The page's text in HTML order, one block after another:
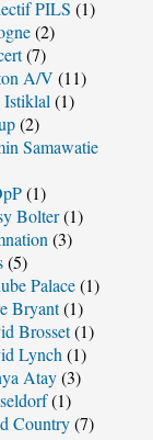
PILS (1)
(2)
(7)
A/V (11)
Istiklal (1)
(2)
Samawatie
(1)
Bolter(1)
(3)
(5)
Palace(1)
Bryant(1)
Brosset(1)
Lynch (1)
Atay(3)
(1)
Country(7)